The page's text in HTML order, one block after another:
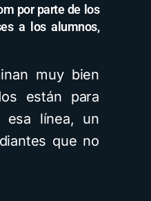
por parte de los
a los alumnos,
muy bien
están para
esa línea, un
que no